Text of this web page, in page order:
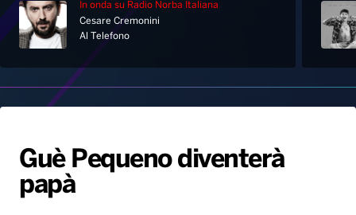
Home
Palinsesto
Hit Dance
Giochi&Concorsi
Notizie
Locali
Playlist
Gallery
Radio Norba News TV
In onda su Radio Norba Italiana
Cesare Cremonini
Al Telefono
Guè Pequeno diventerà
papà